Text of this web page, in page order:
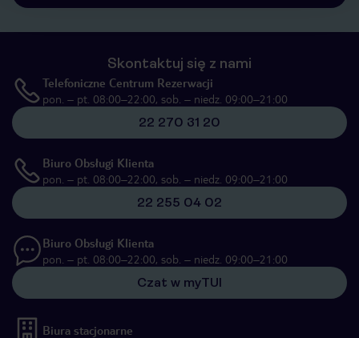
Skontaktuj się z nami
Telefoniczne Centrum Rezerwacji
pon. – pt. 08:00–22:00, sob. – niedz. 09:00–21:00
22 270 31 20
Biuro Obsługi Klienta
pon. – pt. 08:00–22:00, sob. – niedz. 09:00–21:00
22 255 04 02
Biuro Obsługi Klienta
pon. – pt. 08:00–22:00, sob. – niedz. 09:00–21:00
Czat w myTUI
Biura stacjonarne